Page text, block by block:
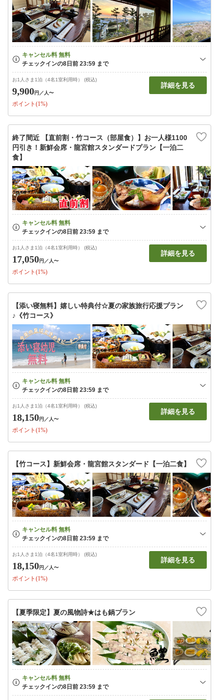
お1人さま1泊（4名1室利用時） (税込)
9,900円 ／人〜
ポイント(1%)
詳細を見る
終了間近 【直前割・竹コース（部屋食）】お一人様1100
円引き！新鮮会席・龍宮館スタンダードプラン【一泊二
食】
お1人さま1泊（4名1室利用時） (税込)
17,050円 ／人〜
ポイント(1%)
詳細を見る
【添い寝無料】嬉しい特典付☆夏の家族旅行応援プラン
♪《竹コース》
お1人さま1泊（4名1室利用時） (税込)
18,150円 ／人〜
ポイント(1%)
詳細を見る
【竹コース】新鮮会席・龍宮館スタンダード【一泊二食】
お1人さま1泊（4名1室利用時） (税込)
18,150円 ／人〜
ポイント(1%)
詳細を見る
【夏季限定】夏の風物詩★はも鍋プラン